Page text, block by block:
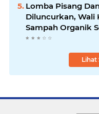
Lomba Pisang
Diluncurkan, Wali
Sampah Organik
Rumah
Lihat